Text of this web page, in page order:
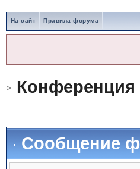
На сайт Правила форума
Сообщение